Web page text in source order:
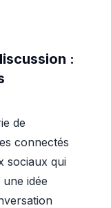
:
de
connectés
sociaux qui
idée